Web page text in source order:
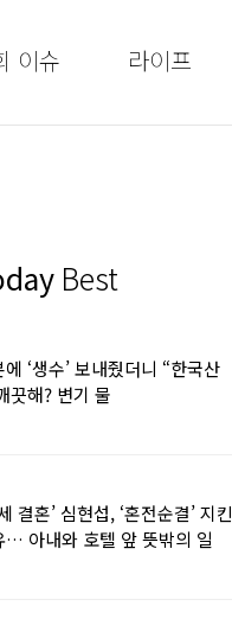
이슈 라이프
Best
에 ‘생수’ 보내줬더니 “한국산
끗해? 변기 물
결혼’ 심현섭, ‘혼전순결’ 지킨
… 아내와 호텔 앞 뜻밖의 일